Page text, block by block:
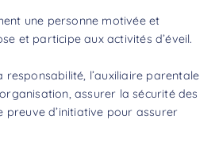
une personne motivée et
et participe aux activités d’éveil.
responsabilité, l’auxiliaire parentale
assurer la sécurité des
d’initiative pour assurer